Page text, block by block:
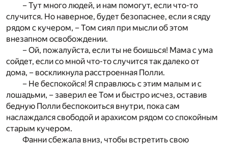
– Тут много людей, и нам помогут, если что-то
случится. Но наверное, будет безопаснее, если я сяду
рядом с кучером, – Том сиял при мысли об этом
внезапном освобождении.
– Ой, пожалуйста, если ты не боишься! Мама с ума
сойдет, если со мной что-то случится так далеко от
дома, – воскликнула расстроенная Полли.
– Не беспокойся! Я справлюсь с этим малым и с
лошадьми, – заверил ее Том и быстро исчез, оставив
бедную Полли беспокоиться внутри, пока сам
наслаждался свободой и арахисом рядом со спокойным
старым кучером.
Фанни сбежала вниз, чтобы встретить свою